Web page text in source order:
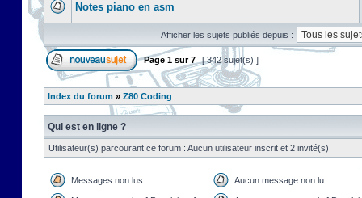
Notes piano en asm
Afficher les sujets publiés depuis :
Page 1 sur7 [ 342 sujet(s) ]
Index du forum » Z80 Coding
Qui est en ligne ?
Utilisateur(s) parcourant ce forum : Aucun utilisateur inscrit et 2 invité(s)
Messages non lus Aucun message non lu